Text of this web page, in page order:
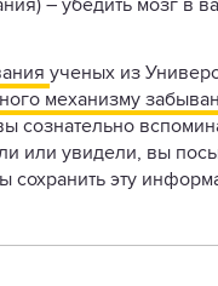
– убедить мозг в
ученых из
механизму
сознательно
или увидели, вы
сохранить эту